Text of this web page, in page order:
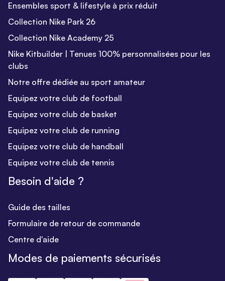
Ensembles sport & lifestyle à prix réduit
Collection Nike Park 26
Collection Nike Academy 25
Nike Kitbuilder | Tenues 100% personnalisées pour les
clubs
Notre offre dédiée au sport amateur
Equipez votre club de football
Equipez votre club de basket
Equipez votre club de running
Equipez votre club de handball
Equipez votre club de tennis
Besoin d'aide ?
Guide des tailles
Formulaire de retour de commande
Centre d'aide
Modes de paiements sécurisés